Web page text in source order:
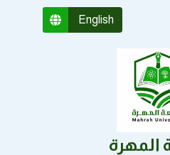
English
المهرة